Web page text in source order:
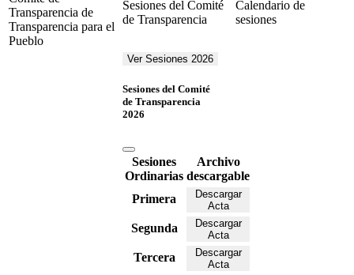
Transparencia de
Transparencia para el
Pueblo
Sesiones del Comité
de Transparencia
Calendario de
sesiones
Ver Sesiones 2026
Sesiones del Comité
de Transparencia
2026
Sesiones
Ordinarias
Archivo
descargable
Primera
Descargar
Acta
Segunda
Descargar
Acta
Tercera
Descargar
Acta